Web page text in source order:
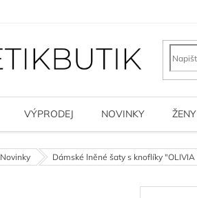
VÝPRODEJ NOVINKY ŽENY
Novinky Dámské lněné šaty s knoflíky